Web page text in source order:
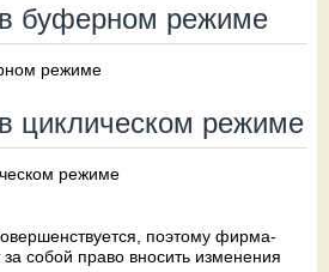
буферном режиме
циклическом режиме
поэтому фирма-
за собой право вносить изменения